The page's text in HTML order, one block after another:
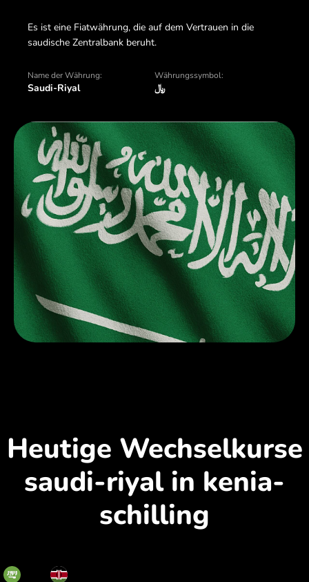
Es ist eine Fiatwährung, die auf dem Vertrauen in die
saudische Zentralbank beruht.
Name der Währung:
Saudi-Riyal
Währungssymbol:
﷼
Heutige Wechselkurse
saudi-riyal in kenia-
schilling
SAR